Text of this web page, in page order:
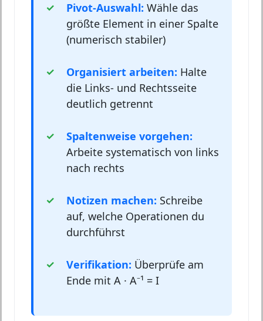
Pivot-Auswahl: Wähle das
größte Element in einer Spalte
(numerisch stabiler)
Organisiert arbeiten: Halte
die Links- und Rechtsseite
deutlich getrennt
Spaltenweise vorgehen:
Arbeite systematisch von links
nach rechts
Notizen machen: Schreibe
auf, welche Operationen du
durchführst
Verifikation: Überprüfe am
Ende mit A · A⁻¹ = I